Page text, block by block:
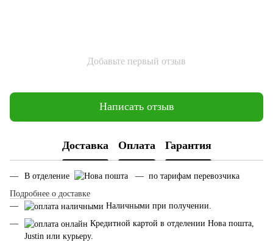
Добавьте первый отзыв
Написать отзыв
Доставка Оплата Гарантия
В отделение
— по тарифам перевозчика
Подробнее о доставке
Наличными при получении.
Кредитной картой в отделении Нова пошта,
Justin или курьеру.